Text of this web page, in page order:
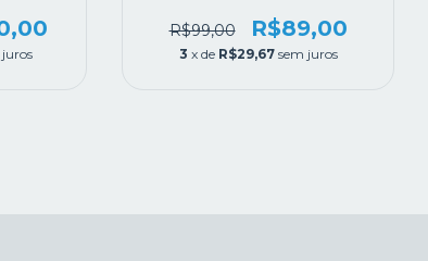
R$99,00 R$89,00
3 x de R$29,67 sem juros